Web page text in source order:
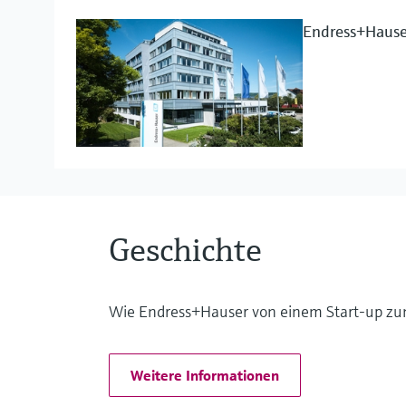
Durchflussmesstechnik für
Flüssigkeitsanalyse
Optische Analyse
Prozesssicherheit
Projektmanagement
Geschichte
Wie Endress+Hauser von einem Start-up
Weitere Informationen